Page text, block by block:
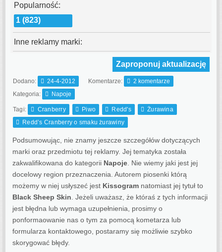
Popularność:
1 (823)
Inne reklamy marki:
Zaproponuj aktualizację
Dodano: 24-4-2012 Komentarze:
2 komentarze
Kategoria:
Napoje
Tagi: Cranberry Piwo Redd's
Żurawina
Redd’s Cranberry o smaku żurawiny
Podsumowując, nie znamy jeszcze szczegółów dotyczących
marki oraz przedmiotu tej reklamy. Jej tematyka została
zakwalifikowana do kategorii Napoje . Nie wiemy jaki jest jej
docelowy region przeznaczenia. Autorem piosenki którą
możemy w niej usłyszeć jest Kissogram natomiast jej tytuł to
Black Sheep Skin . Jeżeli uważasz, że któraś z tych informacji
jest błędna lub wymaga uzupełnienia, prosimy o
ponformaowanie nas o tym za pomocą kometarza lub
formularza kontaktowego, postaramy się możliwie szybko
skorygować błędy.